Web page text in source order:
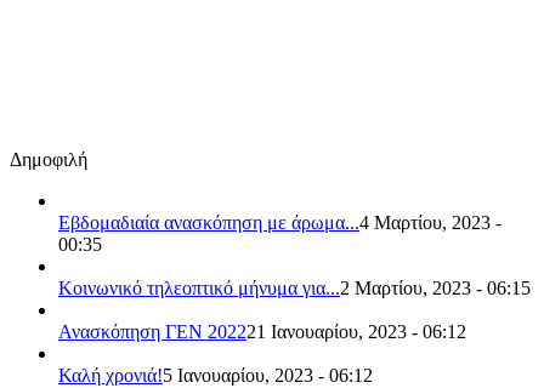
Δημοφιλή
Εβδομαδιαία ανασκόπηση με άρωμα...4 Μαρτίου, 2023 -
00:35
Κοινωνικό τηλεοπτικό μήνυμα για...2 Μαρτίου, 2023 - 06:15
Ανασκόπηση ΓΕΝ 202221 Ιανουαρίου, 2023 - 06:12
Καλή χρονιά!5 Ιανουαρίου, 2023 - 06:12